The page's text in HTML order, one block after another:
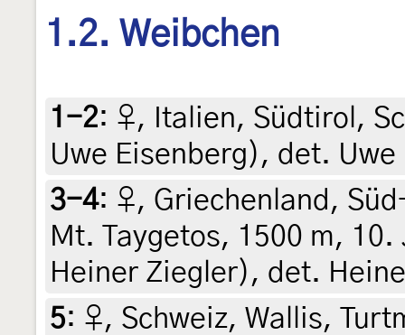
1.2. Weibchen
1-2: ♀, Italien, Südtirol,
Uwe Eisenberg), det. Uwe
3-4: ♀, Griechenland,
Mt. Taygetos, 1500 m,
Heiner Ziegler), det.
5: ♀, Schweiz, Wallis,